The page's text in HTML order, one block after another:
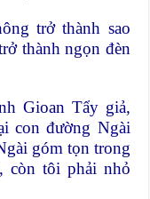
trở thành sao
thành ngọn đèn
Gioan Tẩy giả,
con đường Ngài
góm tọn trong
còn tôi phải nhỏ